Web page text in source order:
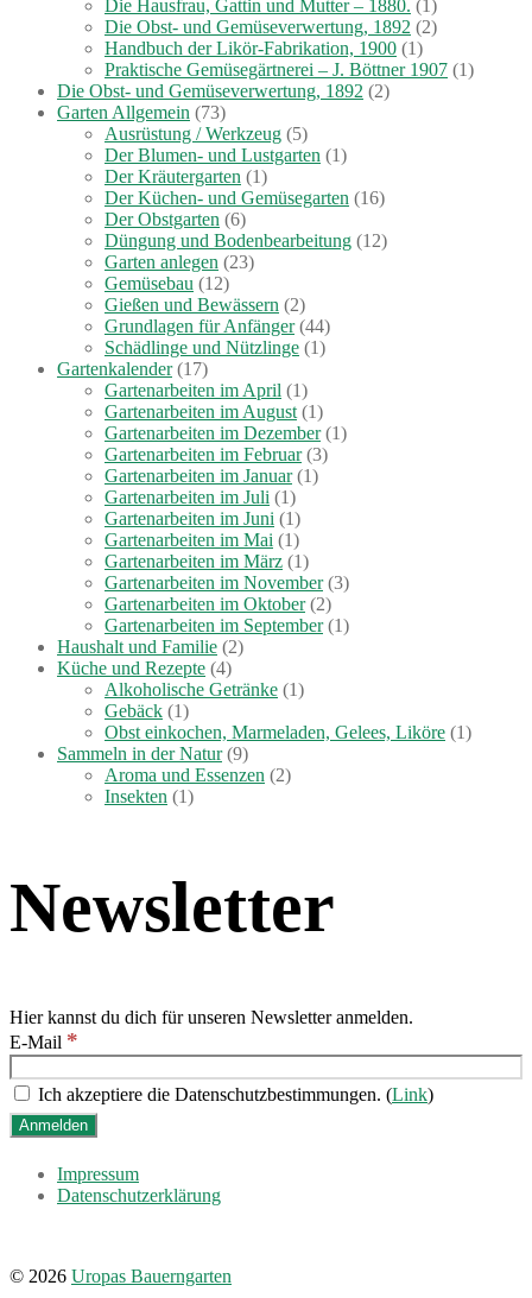
Die Hausfrau, Gattin und Mutter – 1880. (1)
Die Obst- und Gemüseverwertung, 1892 (2)
Handbuch der Likör-Fabrikation, 1900 (1)
Praktische Gemüsegärtnerei – J. Böttner 1907 (1)
Die Obst- und Gemüseverwertung, 1892 (2)
Garten Allgemein (73)
Ausrüstung / Werkzeug (5)
Der Blumen- und Lustgarten (1)
Der Kräutergarten (1)
Der Küchen- und Gemüsegarten (16)
Der Obstgarten (6)
Düngung und Bodenbearbeitung (12)
Garten anlegen (23)
Gemüsebau (12)
Gießen und Bewässern (2)
Grundlagen für Anfänger(44)
Schädlinge und Nützlinge (1)
Gartenkalender(17)
Gartenarbeiten im April (1)
Gartenarbeiten im August (1)
Gartenarbeiten im Dezember(1)
Gartenarbeiten im Februar(3)
Gartenarbeiten im Januar(1)
Gartenarbeiten im Juli (1)
Gartenarbeiten im Juni (1)
Gartenarbeiten im Mai (1)
Gartenarbeiten im März (1)
Gartenarbeiten im November(3)
Gartenarbeiten im Oktober(2)
Gartenarbeiten im September(1)
Haushalt und Familie (2)
Küche und Rezepte (4)
Alkoholische Getränke (1)
Gebäck (1)
Obst einkochen, Marmeladen, Gelees, Liköre (1)
Sammeln in der Natur(9)
Aroma und Essenzen (2)
Insekten (1)
Newsletter
Hier kannst du dich für unseren Newsletter anmelden.
E-Mail *
Ich akzeptiere die Datenschutzbestimmungen. (Link)
Impressum
Datenschutzerklärung
© 2026 Uropas Bauerngarten